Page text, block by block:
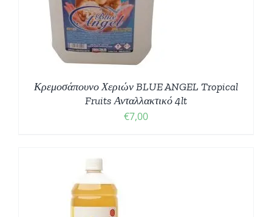
Κρεμοσάπουνο Χεριών BLUE ANGEL Tropical
Fruits Ανταλλακτικό 4lt
€7,00